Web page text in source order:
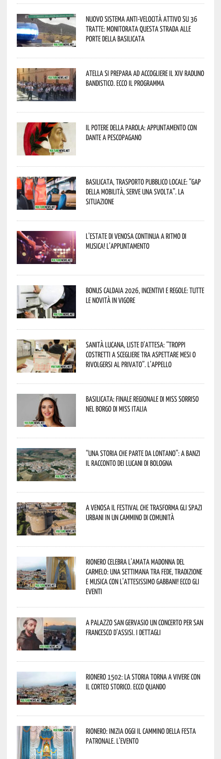
Nuovo sistema anti-velocità attivo su 36
tratte: monitorata questa strada alle
porte della Basilicata
Atella si prepara ad accogliere il XIV Raduno
Bandistico. Ecco il programma
Il Potere della parola: appuntamento con
Dante a Pescopagano
Basilicata, trasporto pubblico locale: “Gap
della mobilità, serve una svolta”. La
situazione
L’estate di Venosa continua a ritmo di
musica! L’appuntamento
Bonus caldaia 2026, incentivi e regole: tutte
le novità in vigore
Sanità lucana, liste d’attesa: “Troppi
costretti a scegliere tra aspettare mesi o
rivolgersi al privato”. L’appello
Basilicata: finale regionale di Miss Sorriso
nel borgo di Miss Italia
“Una storia che parte da lontano”: a Banzi
il racconto dei Lucani di Bologna
A Venosa il festival che trasforma gli spazi
urbani in un cammino di comunità
Rionero celebra l’amata Madonna del
Carmelo: una settimana tra fede, tradizione
e musica con l’attesissimo Gabbani! Ecco gli
eventi
A Palazzo San Gervasio un concerto per San
Francesco d’Assisi. I dettagli
Rionero 1502: la storia torna a vivere con
il Corteo Storico. Ecco quando
Rionero: inizia oggi il cammino della Festa
Patronale. L’evento